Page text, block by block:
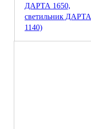
ДАРТА 1650,
светильник ДАРТА
1140)